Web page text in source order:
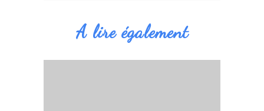
A lire également